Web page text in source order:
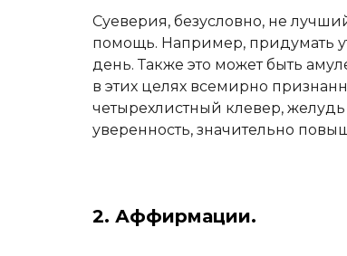
Суеверия, безусловно, не
помощь. Например, придумать
день. Также это может быть
в этих целях всемирно
четырехлистный клевер,
уверенность, значительно
2. Аффирмации.